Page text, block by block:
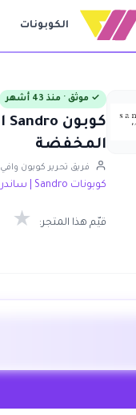
الكوبونات
✓ موثق · منذ 43 أشهر
المخفضة
فريق تحرير كوبون وافي
كوبونات Sandro | ساندرو
قيّم هذا المتجر: ★